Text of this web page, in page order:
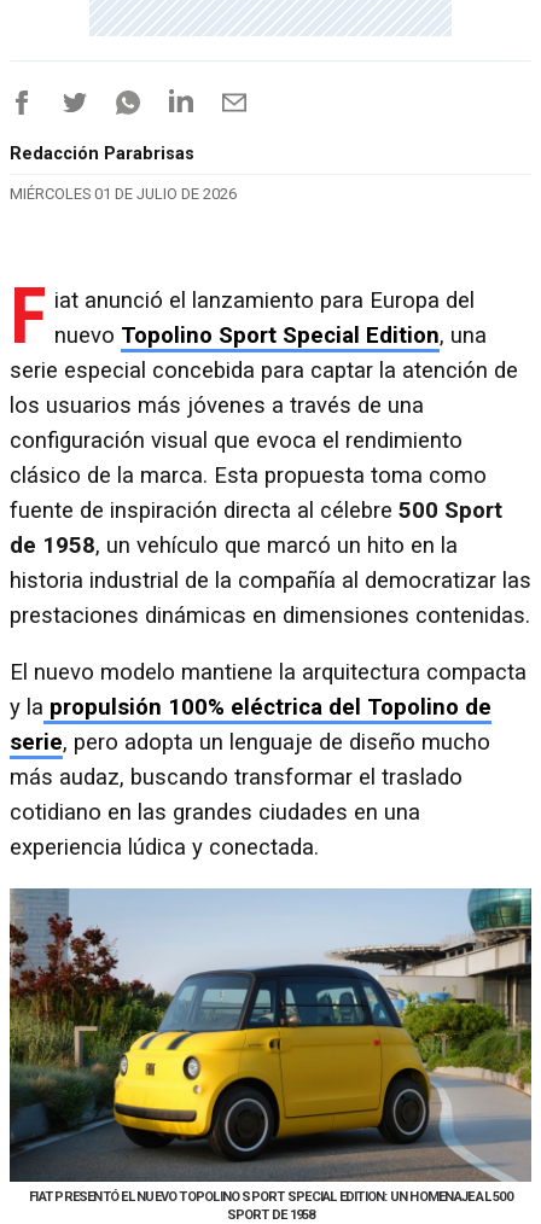
Redacción Parabrisas
MIÉRCOLES 01 DE JULIO DE 2026
F iat anunció el lanzamiento para Europa del
nuevo Topolino Sport Special Edition, una
serie especial concebida para captar la atención de
los usuarios más jóvenes a través de una
configuración visual que evoca el rendimiento
clásico de la marca. Esta propuesta toma como
fuente de inspiración directa al célebre 500 Sport
de 1958, un vehículo que marcó un hito en la
historia industrial de la compañía al democratizar las
prestaciones dinámicas en dimensiones contenidas.
El nuevo modelo mantiene la arquitectura compacta
y la propulsión 100% eléctrica del Topolino de
serie, pero adopta un lenguaje de diseño mucho
más audaz, buscando transformar el traslado
cotidiano en las grandes ciudades en una
experiencia lúdica y conectada.
FIAT PRESENTÓ EL NUEVO TOPOLINO SPORT SPECIAL EDITION: UN HOMENAJE AL 500
SPORT DE 1958